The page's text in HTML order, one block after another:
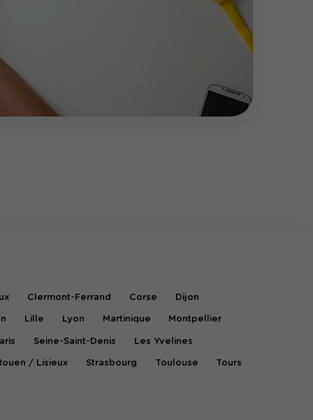
Clermont-Ferrand Corse Dijon
Lille Lyon Martinique Montpellier
Seine-Saint-Denis Les Yvelines
/ Lisieux Strasbourg Toulouse Tours